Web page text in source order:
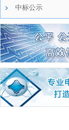
中标公示